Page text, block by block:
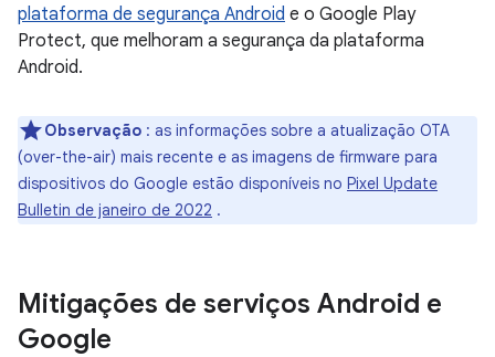
plataforma de segurança Android e o Google Play
Protect, que melhoram a segurança da plataforma
Android.
Observação : as informações sobre a atualização OTA
(over-the-air) mais recente e as imagens de firmware para
dispositivos do Google estão disponíveis no Pixel Update
Bulletin de janeiro de 2022 .
Mitigações de serviços Android e
Google